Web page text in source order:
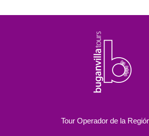
Tour Operador de la